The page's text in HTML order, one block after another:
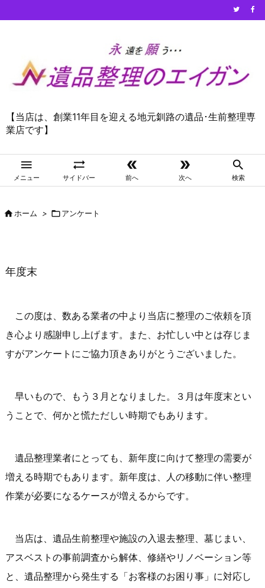
【当店は、創業11年目を迎える地元釧路の遺品･生前整理専
業店です】

メニュー

サイドバー

前へ

次へ

検索
ホーム > アンケート
年度末
この度は、数ある業者の中より当店に整理のご依頼を頂
き心より感謝申し上げます。また、お忙しい中とは存じま
すがアンケートにご協力頂きありがとうございました。
早いもので、もう３月となりました。３月は年度末とい
うことで、何かと慌ただしい時期でもあります。
遺品整理業者にとっても、新年度に向けて整理の需要が
増える時期でもあります。新年度は、人の移動に伴い整理
作業が必要になるケースが増えるからです。
当店は、遺品生前整理や施設の入退去整理、墓じまい、
アスベストの事前調査から解体、修繕やリノベーション等
と、遺品整理から発生する「お客様のお困り事」に対応し